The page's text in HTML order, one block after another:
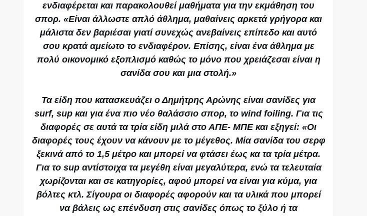
ενδιαφέρεται και παρακολουθεί μαθήματα για την εκμάθηση του
σπορ. «Είναι άλλωστε απλό άθλημα, μαθαίνεις αρκετά γρήγορα και
μάλιστα δεν βαριέσαι γιατί συνεχώς ανεβαίνεις επίπεδο και αυτό
σου κρατά αμείωτο το ενδιαφέρον. Επίσης, είναι ένα άθλημα με
πολύ οικονομικό εξοπλισμό καθώς το μόνο που χρειάζεσαι είναι η
σανίδα σου και μια στολή.»
Τα είδη που κατασκευάζει ο Δημήτρης Αρώνης είναι σανίδες για
surf, sup και για ένα πιο νέο θαλάσσιο σπορ, το wind foiling. Για τις
διαφορές σε αυτά τα τρία είδη μιλά στο ΑΠΕ- ΜΠΕ και εξηγεί: «Οι
διαφορές τους έχουν να κάνουν με το μέγεθος. Μία σανίδα του σερφ
ξεκινά από το 1,5 μέτρο και μπορεί να φτάσει έως κα τα τρία μέτρα.
Για το sup αντίστοιχα τα μεγέθη είναι μεγαλύτερα, ενώ τα τελευταία
χωρίζονται και σε κατηγορίες, αφού μπορεί να είναι για κύμα, για
βόλτες κτλ. Σίγουρα οι διαφορές αφορούν και τα υλικά που μπορεί
να βάλεις ως επένδυση στις σανίδες όπως το ξύλο ή τα